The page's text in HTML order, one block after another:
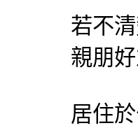
若不
親朋
居住